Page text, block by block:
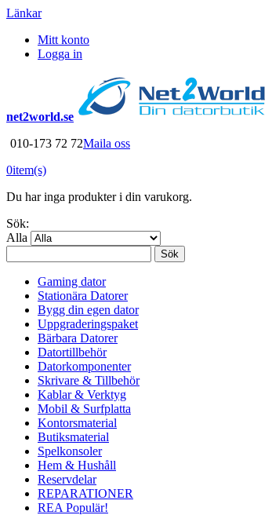
Länkar
Mitt konto
Logga in
net2world.se
010-173 72 72Maila oss
0item(s)
Du har inga produkter i din varukorg.
Sök:
Alla
Sök
Gaming dator
Stationära Datorer
Bygg din egen dator
Uppgraderingspaket
Bärbara Datorer
Datortillbehör
Datorkomponenter
Skrivare & Tillbehör
Kablar & Verktyg
Mobil & Surfplatta
Kontorsmaterial
Butiksmaterial
Spelkonsoler
Hem & Hushåll
Reservdelar
REPARATIONER
REA Populär!